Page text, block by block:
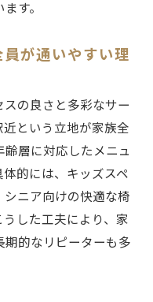
す。
が通いやすい理
の良さと多彩なサー
という立地が家族全
層に対応したメニュ
的には、キッズスペ
ニア向けの快適な椅
した工夫により、家
的なリピーターも多